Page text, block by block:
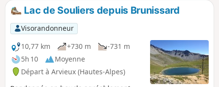
Lac de Souliers depuis Brunissard
Visorandonneur
10,77 km
+730 m
-731 m
5h 10
Moyenne
Départ à Arvieux (Hautes-Alpes)